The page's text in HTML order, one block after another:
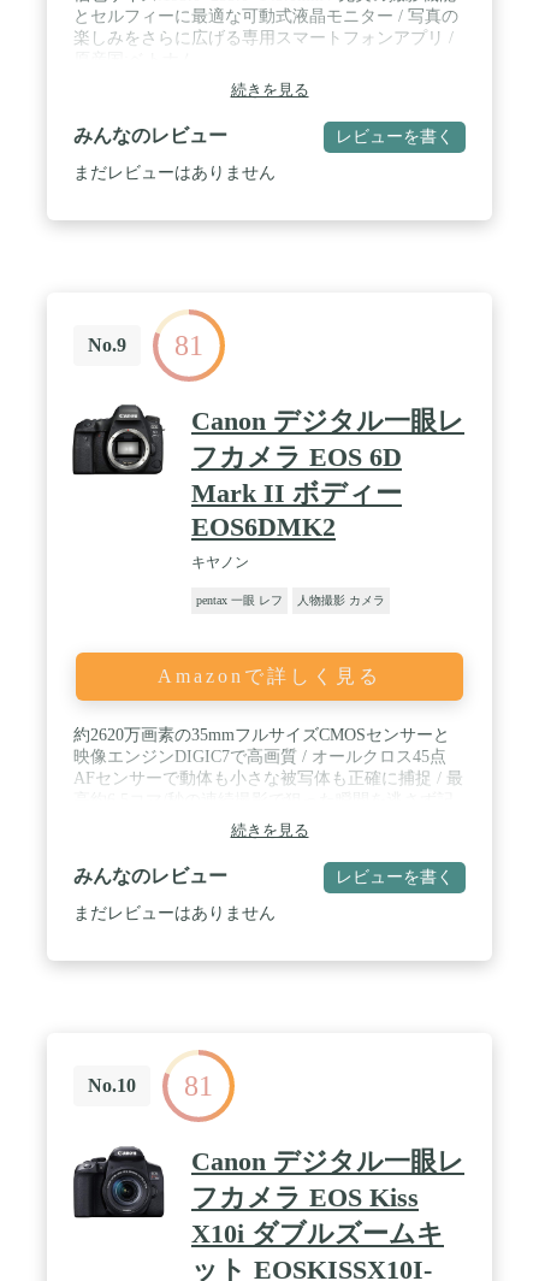
とセルフィーに最適な可動式液晶モニター / 写真の
楽しみをさらに広げる専用スマートフォンアプリ /
続きを見る
みんなのレビュー レビューを書く
まだレビューはありません
No.9 81
Canon デジタル一眼レ
フカメラ EOS 6D
Mark II ボディー
EOS6DMK2
キヤノン
pentax 一眼 レフ 人物撮影 カメラ
Amazonで詳しく見る
約2620万画素の35mmフルサイズCMOSセンサーと
映像エンジンDIGIC7で高画質 / オールクロス45点
AFセンサーで動体も小さな被写体も正確に捕捉 / 最
録 / 本体重量約765gと世界最軽量のコンパクトボデ
ィー / 防塵防滴構造で天候や環境を問わず撮影をサ
ポート / タッチパネル・バリアングル液晶で撮影を
もっと自由に / BluetoothとWi-Fiでカメラの電源は
OFFのままスマホに写真を転送
続きを見る
みんなのレビュー レビューを書く
まだレビューはありません
No.10 81
Canon デジタル一眼レ
フカメラ EOS Kiss
X10i ダブルズームキ
ット EOSKISSX10I-